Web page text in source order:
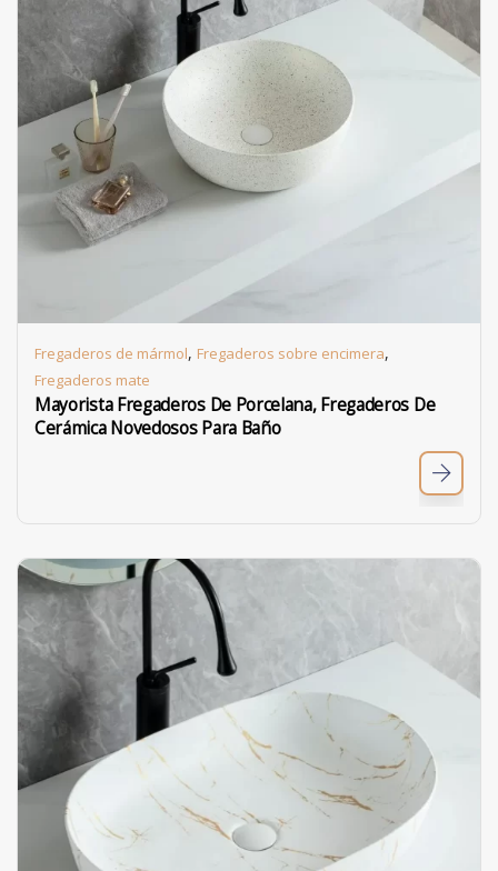
Fregaderos de mármol, Fregaderos sobre encimera,
Fregaderos mate
Mayorista Fregaderos De Porcelana, Fregaderos De
Cerámica Novedosos Para Baño